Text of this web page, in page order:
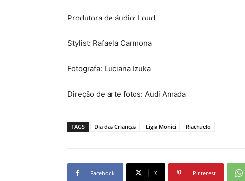
Produtora de áudio: Loud
Stylist: Rafaela Carmona
Fotografa: Luciana Izuka
Direção de arte fotos: Audi Amada
TAGS Dia das Crianças Ligia Monici Riachuelo
Facebook X Pinterest